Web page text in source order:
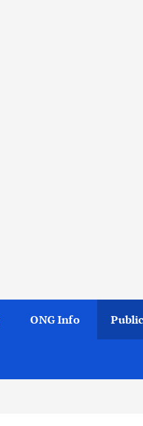
ONG Info